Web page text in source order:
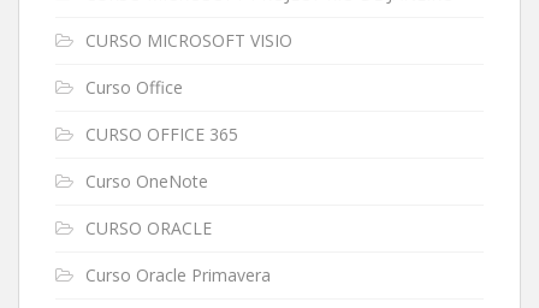
CURSO MICROSOFT VISIO
Curso Office
CURSO OFFICE 365
Curso OneNote
CURSO ORACLE
Curso Oracle Primavera